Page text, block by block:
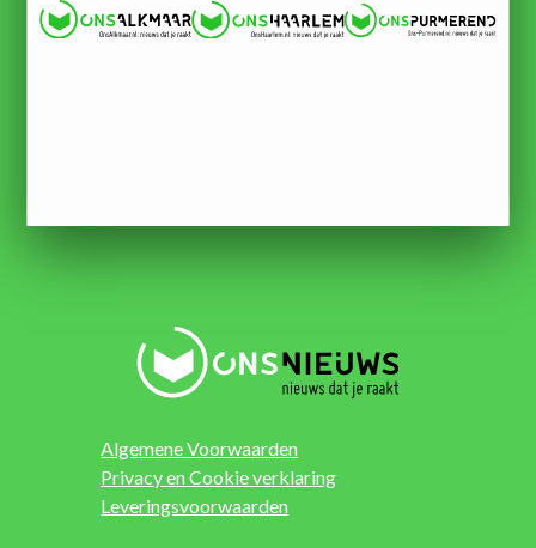
Algemene Voorwaarden
Privacy en Cookie verklaring
Leveringsvoorwaarden